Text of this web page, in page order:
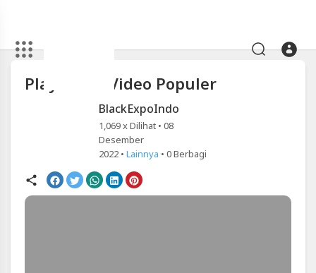
Artikel
Playlist
Blackexpo
Playlist 10 Video Populer
BlackExpoIndo
1,069 x Dilihat • 08
Desember
2022 • Lainnya • 0Berbagi